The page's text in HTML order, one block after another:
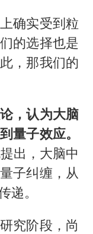
确实受到粒
的选择也是
，那我们的
，认为大脑
量子效应。
出，大脑中
子纠缠，从
递。
究阶段，尚